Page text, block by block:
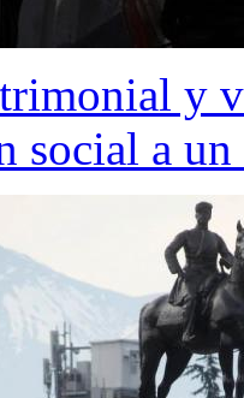
y
social a